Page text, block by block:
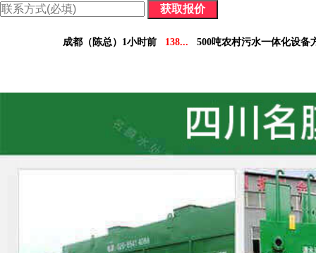
成都（陈总）1小时前 138... 500吨农村污水一体化设备
136... 5吨小型污水处理设备
凉山州（李经理）2个小时前 137... 30吨医疗污水处理设
广安（祝总）10分钟前 155... 1000吨污水处理厂咨
10吨豆制品污水一体化设
50吨养猪污水处理报价
成都（吴经理）1天前 159... 100吨脱硫污水处理设备报
泸州（朱经理）5天前 182... 30吨生活污水处理设备合